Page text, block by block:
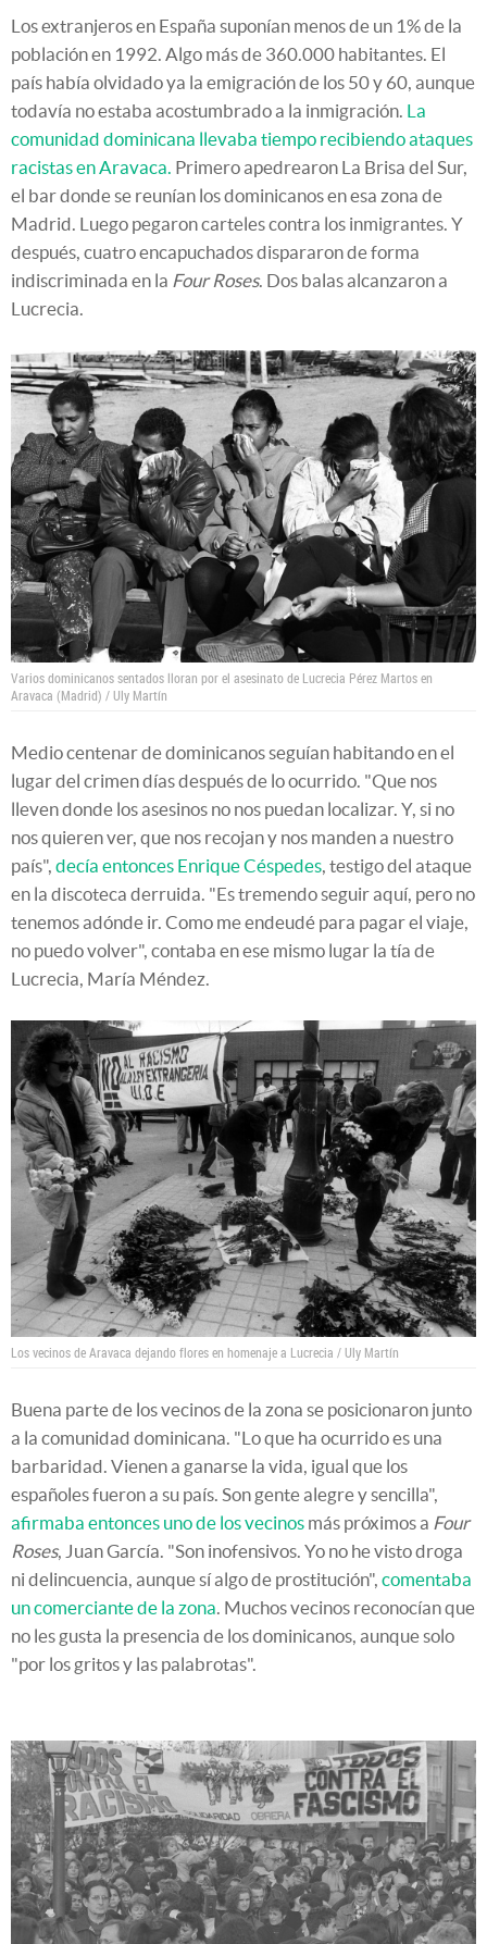
Los extranjeros en España suponían menos de un 1% de la
población en 1992. Algo más de 360.000 habitantes. El
país había olvidado ya la emigración de los 50 y 60, aunque
todavía no estaba acostumbrado a la inmigración. La
comunidad dominicana llevaba tiempo recibiendo ataques
racistas en Aravaca. Primero apedrearon La Brisa del Sur,
el bar donde se reunían los dominicanos en esa zona de
Madrid. Luego pegaron carteles contra los inmigrantes. Y
después, cuatro encapuchados dispararon de forma
indiscriminada en la Four Roses. Dos balas alcanzaron a
Lucrecia.
Varios dominicanos sentados lloran por el asesinato de Lucrecia Pérez Martos en
Aravaca (Madrid) / Uly Martín
Medio centenar de dominicanos seguían habitando en el
lugar del crimen días después de lo ocurrido. "Que nos
lleven donde los asesinos no nos puedan localizar. Y, si no
nos quieren ver, que nos recojan y nos manden a nuestro
país", decía entonces Enrique Céspedes , testigo del ataque
en la discoteca derruida. "Es tremendo seguir aquí, pero no
tenemos adónde ir. Como me endeudé para pagar el viaje,
no puedo volver", contaba en ese mismo lugar la tía de
Lucrecia, María Méndez.
Los vecinos de Aravaca dejando flores en homenaje a Lucrecia / Uly Martín
Buena parte de los vecinos de la zona se posicionaron junto
a la comunidad dominicana. "Lo que ha ocurrido es una
barbaridad. Vienen a ganarse la vida, igual que los
españoles fueron a su país. Son gente alegre y sencilla",
afirmaba entonces uno de los vecinos más próximos a Four
Roses, Juan García. "Son inofensivos. Yo no he visto droga
ni delincuencia, aunque sí algo de prostitución", comentaba
un comerciante de la zona . Muchos vecinos reconocían que
no les gusta la presencia de los dominicanos, aunque solo
"por los gritos y las palabrotas".